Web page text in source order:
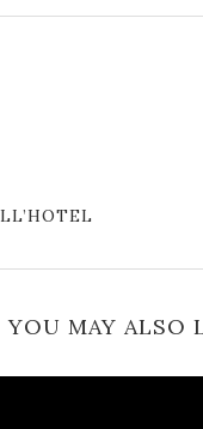
YOU MAY ALSO